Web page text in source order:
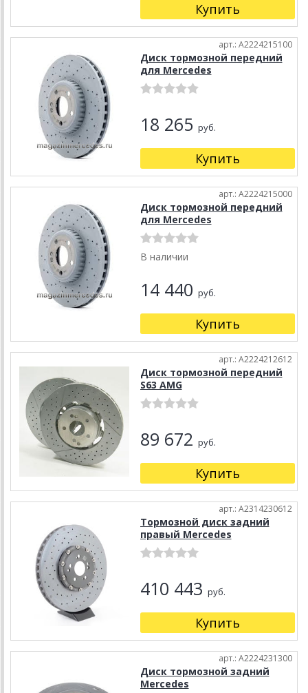
Купить
арт.: A2224215100
Диск тормозной передний
для Mercedes
18 265 руб.
Купить
арт.: A2224215000
Диск тормозной передний
для Mercedes
В наличии
14 440 руб.
Купить
арт.: A2224212612
Диск тормозной передний
S63 AMG
89 672 руб.
Купить
арт.: A2314230612
Тормозной диск задний
правый Mercedes
410 443 руб.
Купить
арт.: A2224231300
Диск тормозной задний
Mercedes